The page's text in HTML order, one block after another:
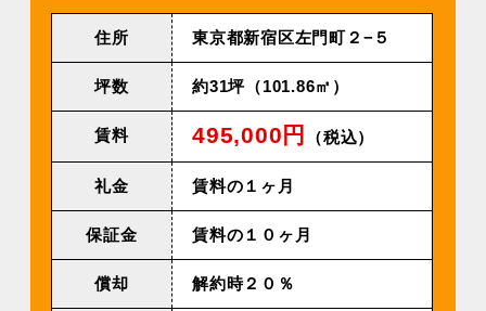
住所 東京都新宿区左門町２−５
坪数 約31坪（101.86㎡）
賃料 495,000円 （税込）
礼金 賃料の１ヶ月
保証金 賃料の１０ヶ月
償却 解約時２０％